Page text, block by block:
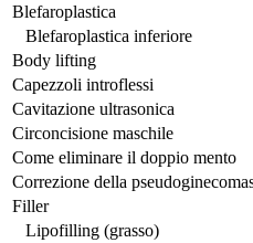
Blefaroplastica
Blefaroplastica inferiore
Body lifting
Capezzoli introflessi
Cavitazione ultrasonica
Circoncisione maschile
Come eliminare il doppio mento
Correzione della
Filler
Lipofilling (grasso)